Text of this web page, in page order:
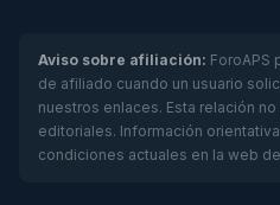
Aviso sobre afiliación: ForoAPS
de afiliado cuando un usuario
nuestros enlaces. Esta relación
editoriales. Información
condiciones actuales en la web